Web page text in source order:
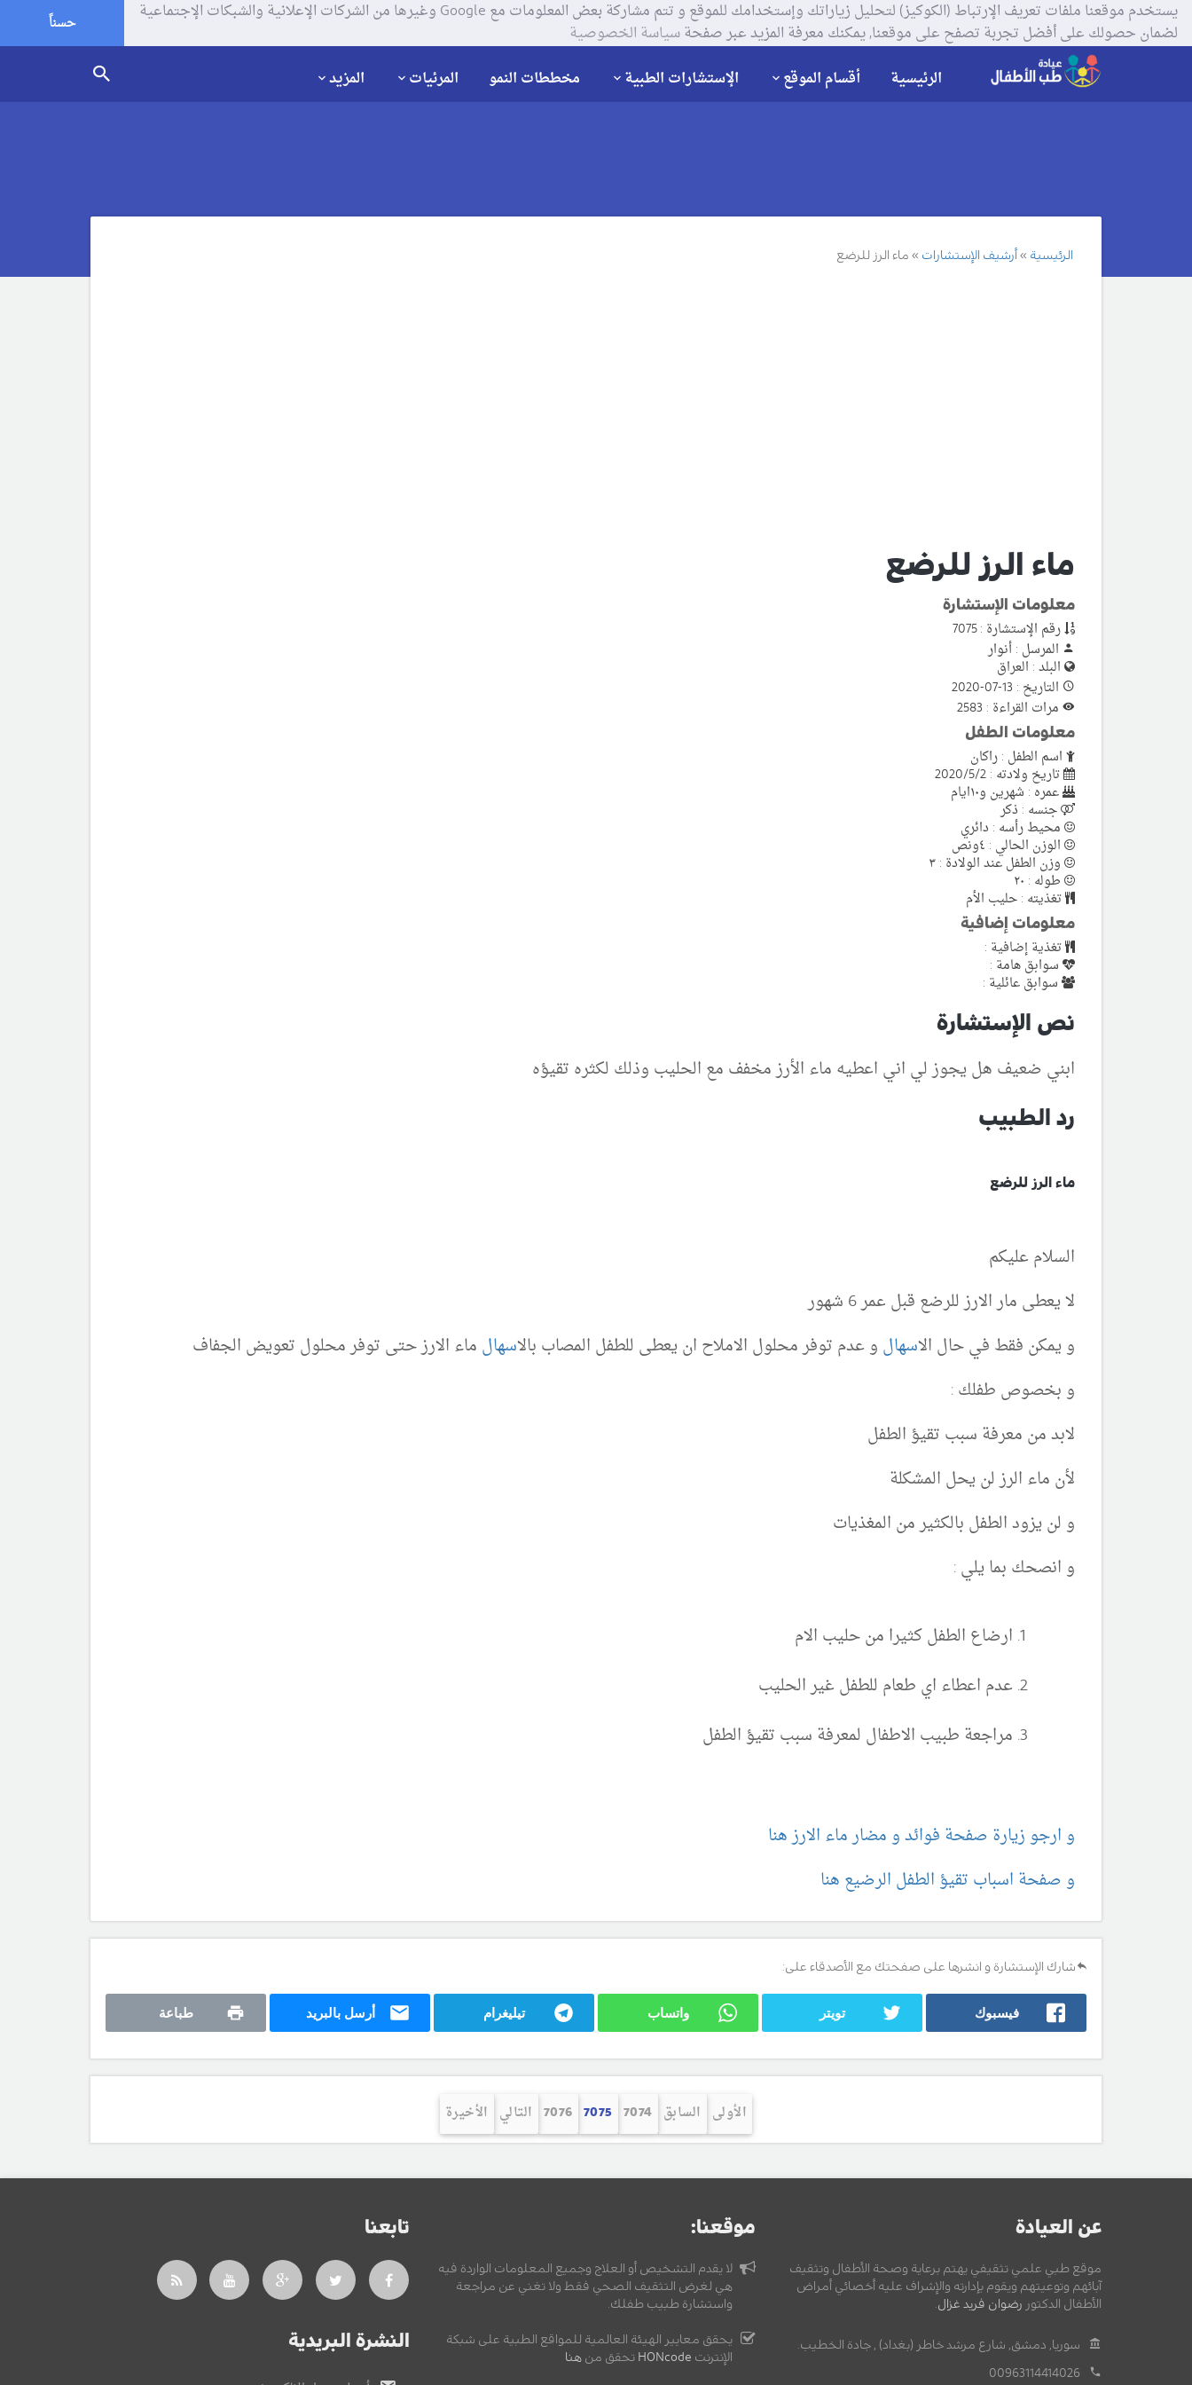
يستخدم موقعنا ملفات تعريف الإرتباط (الكوكيز) لتحليل زياراتك وإستخدامك للموقع و تتم مشاركة بعض المعلومات مع Google وغيرها من الشركات الإعلانية والشبكات الإجتماعية
لضمان حصولك على أفضل تجربة تصفح على موقعنا, يمكنك معرفة المزيد عبر صفحةسياسة الخصوصية حسناً
الرئيسية أقسام الموقع الإستشارات الطبية مخططات النمو المرئيات المزيد
الرئيسية أرشيف الإستشارات ماء الرز للرضع
ماء الرز للرضع
معلومات الإستشارة
رقم الإستشارة : 7075
المرسل : أنوار
البلد : العراق
التاريخ : 13-07-2020
مرات القراءة : 2583
معلومات الطفل
اسم الطفل : راكان
تاريخ ولادته : 2020/5/2
عمره : شهرين و١٠ايام
جنسه : ذكر
محيط رأسه : دائري
الوزن الحالي : ٤ونص
وزن الطفل عند الولادة : ٣
طوله : ٢٠
تغذيته : حليب الأم
معلومات إضافية
تغذية إضافية :
سوابق هامة :
سوابق عائلية :
نص الإستشارة
ابني ضعيف هل يجوز لي اني اعطيه ماء الأرز مخفف مع الحليب وذلك لكثره تقيؤه
رد الطبيب
ماء الرز للرضع
السلام عليكم
لا يعطى مار الارز للرضع قبل عمر 6 شهور
و يمكن فقط في حال الاسهال و عدم توفر محلول الاملاح ان يعطى للطفل المصاب بالاسهال ماء الارز حتى توفر محلول تعويض الجفاف
و بخصوص طفلك :
لابد من معرفة سبب تقيؤ الطفل
لأن ماء الرز لن يحل المشكلة
و لن يزود الطفل بالكثير من المغذيات
و انصحك بما يلي :
ارضاع الطفل كثيرا من حليب الام
عدم اعطاء اي طعام للطفل غير الحليب
مراجعة طبيب الاطفال لمعرفة سبب تقيؤ الطفل
و ارجو زيارة صفحة فوائد و مضار ماء الارز هنا
و صفحة اسباب تقيؤ الطفل الرضيع هنا
شارك الإستشارة و انشرها على صفحتك مع الأصدقاء على:
فيسبوك تويتر واتساب تيليغرام أرسل بالبريد طباعة
الأولى السابق 7074
7075
7076 التالي الأخيرة
عن العيادة
موقع طبي علمي تثقيفي يهتم برعاية وصحة الأطفال وتثقيف
آبائهم وتوعيتهم ويقوم بإدارته والإشراف عليه أخصائي أمراض
الأطفال الدكتور رضوان فريد غزال
سوريا, دمشق, شارع مرشد خاطر (بغداد) , جادة الخطيب.
00963114414026
موقعنا:
لا يقدم التشخيص أو العلاج وجميع المعلومات الواردة فيه
هي لغرض التثقيف الصحي فقط ولا تغني عن مراجعة
واستشارة طبيب طفلك.
يحقق معايير الهيئة العالمية للمواقع الطبية على شبكة
الإنترنت HONcode تحقق من هنا
تابعنا
النشرة البريدية